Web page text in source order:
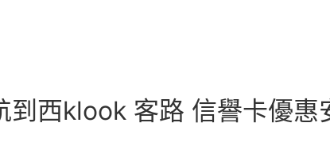
西klook 客路 信譽卡優惠